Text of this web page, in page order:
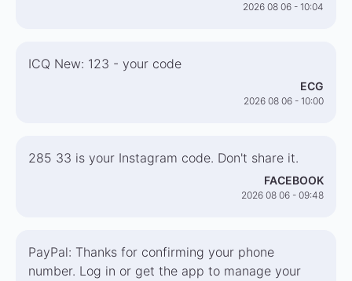
2026 08 06 - 10:04
ICQ New: 123 - your code
ECG
2026 08 06 - 10:00
285 33 is your Instagram code. Don't share it.
FACEBOOK
2026 08 06 - 09:48
PayPal: Thanks for confirming your phone
number. Log in or get the app to manage your